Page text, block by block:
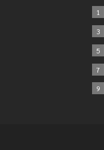
1
3
5
7
9